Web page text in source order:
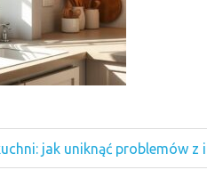
jak uniknąć problemów